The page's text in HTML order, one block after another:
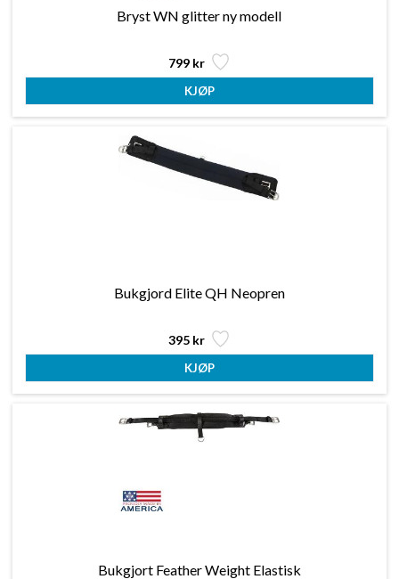
Bryst WN glitter ny modell
799 kr
Bukgjord Elite QH Neopren
395 kr
Bukgjort Feather Weight Elastisk